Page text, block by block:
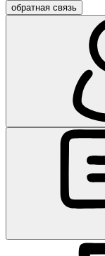
обратная связь